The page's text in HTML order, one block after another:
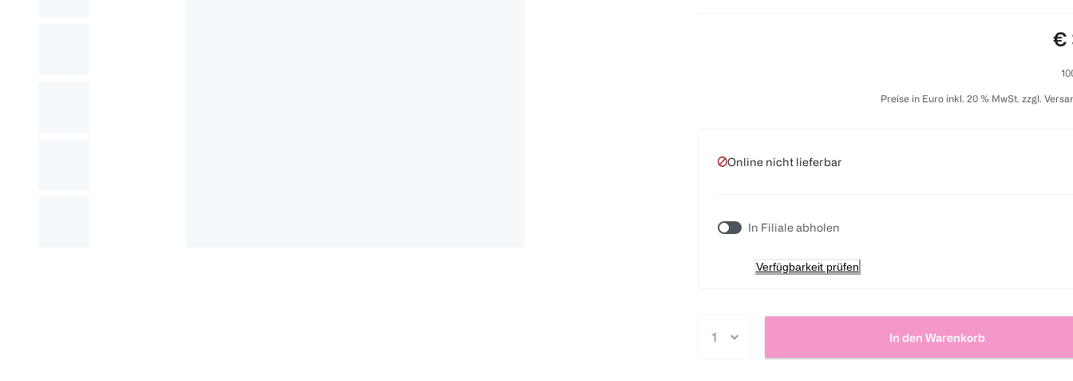
€
Preise in Euro inkl. 20 % MwSt. zzgl.
Online nicht lieferbar
In Filiale abholen
Verfügbarkeit prüfen
In den Warenkorb